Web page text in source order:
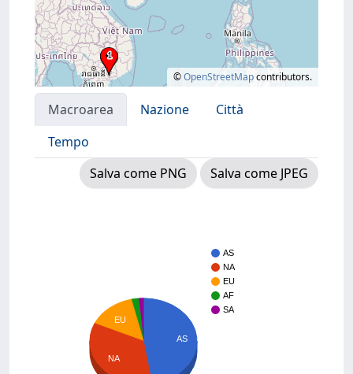
©OpenStreetMapcontributors.
Macroarea Nazione
Città
Tempo
Salva come PNG
Salva come JPEG
AS
NA
EU
AF
SA
AS
EU
NA